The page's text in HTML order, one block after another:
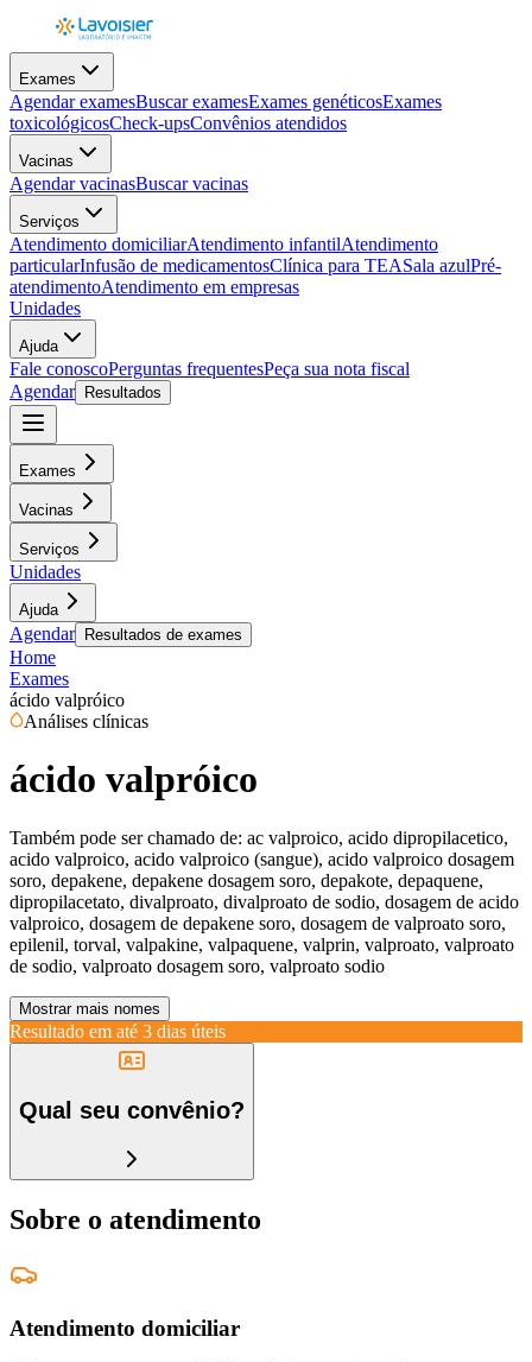
Exames
Agendar examesBuscar examesExames genéticosExames
toxicológicosCheck-upsConvênios atendidos
Vacinas
Agendar vacinasBuscar vacinas
Serviços
Atendimento domiciliarAtendimento infantilAtendimento
particularInfusão de medicamentosClínica para TEASala azulPré-
atendimentoAtendimento em empresas
Unidades
Ajuda
Fale conoscoPerguntas frequentesPeça sua nota fiscal
Agendar
Resultados
Exames
Vacinas
Serviços
Unidades
Ajuda
Agendar Resultados de exames
Home
Exames
ácido valpróico
Análises clínicas
ácido valpróico
Também pode ser chamado de: ac valproico, acido dipropilacetico,
acido valproico, acido valproico (sangue), acido valproico dosagem
soro, depakene, depakene dosagem soro, depakote, depaquene,
dipropilacetato, divalproato, divalproato de sodio, dosagem de acido
valproico, dosagem de depakene soro, dosagem de valproato soro,
epilenil, torval, valpakine, valpaquene, valprin, valproato, valproato
de sodio, valproato dosagem soro, valproato sodio
Mostrar mais nomes
Resultado em até 3 dias úteis
Qual seu convênio?
Sobre o atendimento
Atendimento domiciliar